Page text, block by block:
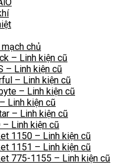
chủ
– Linh kiện cũ
– Linh kiện cũ
– Linh kiện cũ
– Linh kiện cũ
Linh kiện cũ
– Linh kiện cũ
– Linh kiện cũ
1150 – Linh kiện cũ
1151 – Linh kiện cũ
775-1155 – Linh kiện cũ